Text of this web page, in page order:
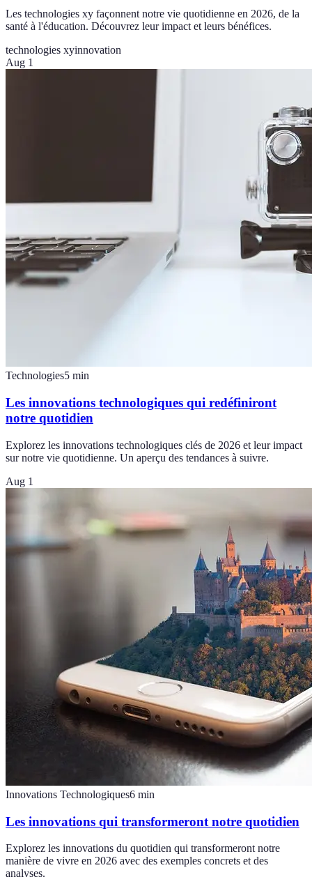
Les technologies xy façonnent notre vie quotidienne en 2026, de la
santé à l'éducation. Découvrez leur impact et leurs bénéfices.
technologies xyinnovation
Aug 1
Technologies5 min
Les innovations technologiques qui redéfiniront
notre quotidien
Explorez les innovations technologiques clés de 2026 et leur impact
sur notre vie quotidienne. Un aperçu des tendances à suivre.
Aug 1
Innovations Technologiques6 min
Les innovations qui transformeront notre quotidien
Explorez les innovations du quotidien qui transformeront notre
manière de vivre en 2026 avec des exemples concrets et des
analyses.